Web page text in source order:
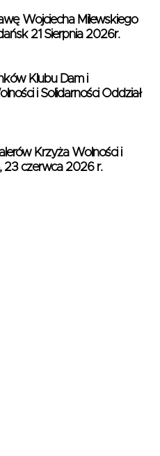
Wojciecha Milewskiego
21 Sierpnia 2026r.
Klubu Dam i
i Solidarności Oddział
Krzyża Wolności i
23 czerwca 2026 r.